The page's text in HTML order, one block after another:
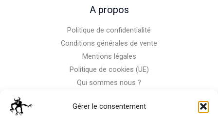
Gérer le consentement
A propos
Politique de confidentialité
Conditions générales de vente
Mentions légales
Politique de cookies (UE)
Qui sommes nous ?